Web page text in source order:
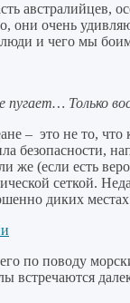
они очень
и чего мы
пугает… Только
– это не то,
безопасности,
же (если есть
сеткой.
диких
по поводу
встречаются